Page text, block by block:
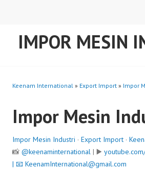
IMPOR MESIN
Keenam International » Export Import » Impor
Impor Mesin
Impor Mesin Industri · Export Import ·
📸 @keenaminternational | ▶️
| 📧 KeenamInternational@gmail.com